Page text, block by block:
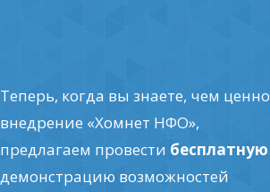
Теперь, когда вы знаете, чем ценно
внедрение «Хомнет НФО»,
предлагаем провести бесплатную
демонстрацию возможностей